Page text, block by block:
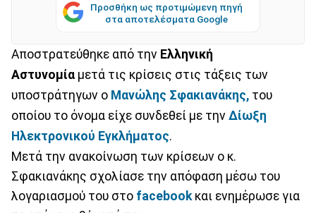
Προσθήκη ως προτιμώμενη πηγή
στα αποτελέσματα Google
Αποστρατεύθηκε από την Ελληνική
Αστυνομία μετά τις κρίσεις στις τάξεις των
υποστράτηγων ο Μανώλης Σφακιανάκης, του
οποίου το όνομα είχε συνδεθεί με την Δίωξη
Ηλεκτρονικού Εγκλήματος.
Μετά την ανακοίνωση των κρίσεων ο κ.
Σφακιανάκης σχολίασε την απόφαση μέσω του
λογαριασμού του στο facebook και ενημέρωσε για